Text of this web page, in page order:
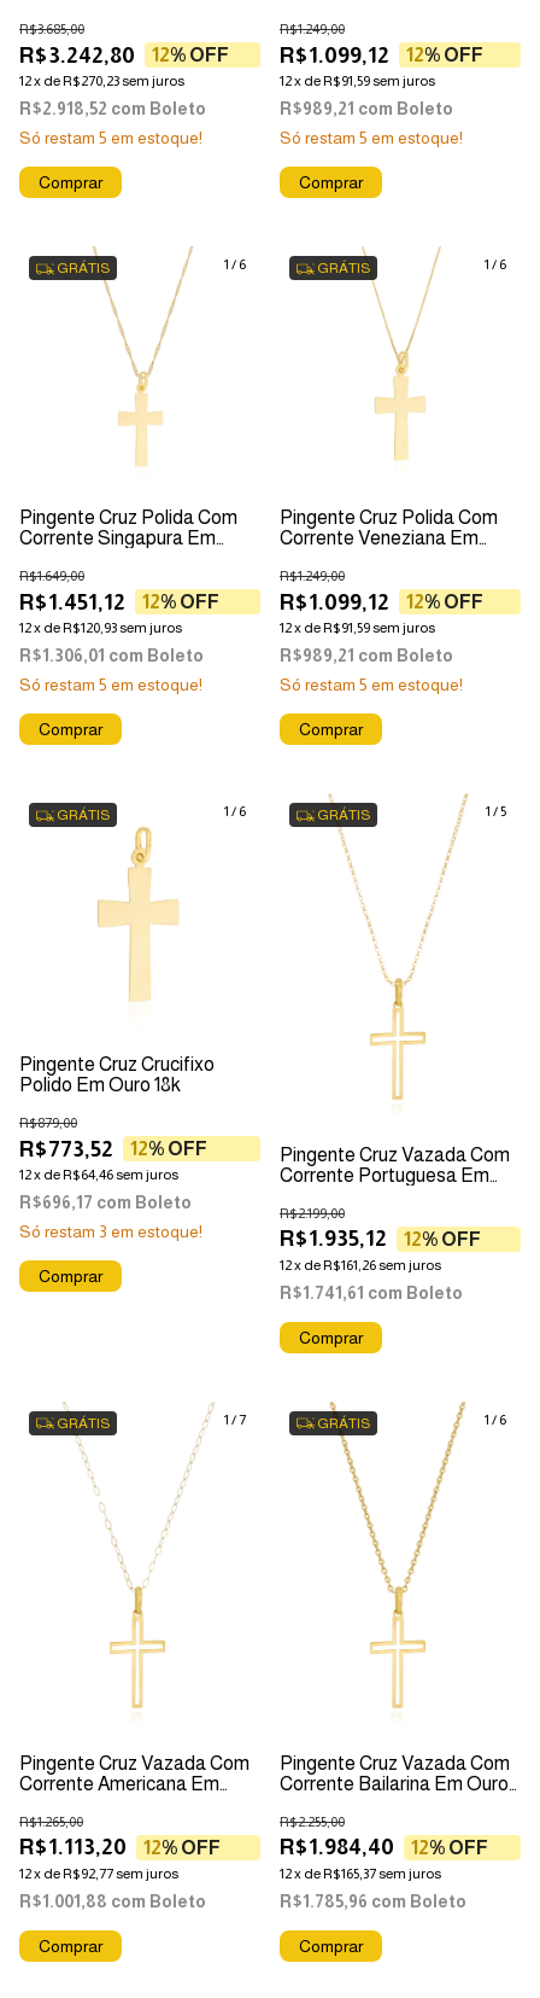
R$3.242,80
R$3.685,00
12% OFF
12x deR$270,23sem juros
R$2.918,52 com Boleto
Só restam 5 em estoque!
R$1.099,12
R$1.249,00
12% OFF
12x deR$91,59sem juros
R$989,21 com Boleto
Só restam 5 em estoque!
1 / 6
GRÁTIS
Pingente Cruz Polida Com
Corrente Singapura Em
R$1.451,12
R$1.649,00
12% OFF
12x deR$120,93sem juros
R$1.306,01 com Boleto
Só restam 5 em estoque!
1 / 6
GRÁTIS
Pingente Cruz Polida Com
Corrente Veneziana Em
R$1.099,12
R$1.249,00
12% OFF
12x deR$91,59sem juros
R$989,21 com Boleto
Só restam 5 em estoque!
1 / 6
GRÁTIS
Pingente Cruz Crucifixo
Polido Em Ouro 18k
R$773,52
R$879,00
12% OFF
12x deR$64,46sem juros
R$696,17 com Boleto
Só restam 3 em estoque!
1 /5
GRÁTIS
Pingente Cruz Vazada Com
Corrente Portuguesa Em
R$1.935,12
R$2.199,00
12% OFF
12x deR$161,26sem juros
R$1.741,61 com Boleto
Comprar
1 /7
GRÁTIS
Pingente Cruz Vazada Com
Corrente Americana Em
R$1.113,20
R$1.265,00
12% OFF
12x deR$92,77sem juros
R$1.001,88 com Boleto
Comprar
1 / 6
GRÁTIS
Pingente Cruz Vazada Com
Corrente Bailarina Em Ouro
R$1.984,40
R$2.255,00
12% OFF
12x deR$165,37sem juros
R$1.785,96 com Boleto
Comprar